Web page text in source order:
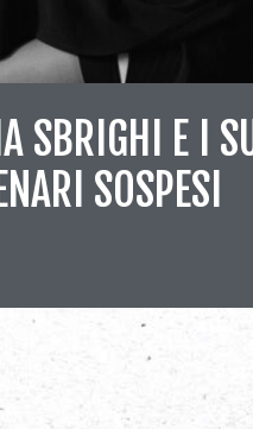
SBRIGHI E I
SOSPESI